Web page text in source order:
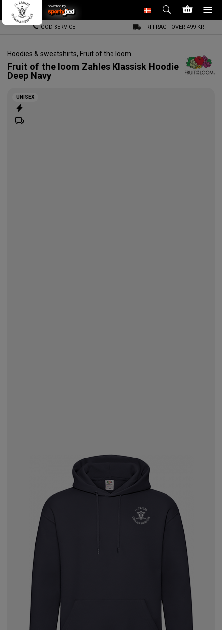
powered by
GOD SERVICE FRI FRAGT OVER 499 KR
Hoodies & sweatshirts, Fruit of the loom
Fruit of the loom Zahles Klassisk Hoodie
Deep Navy
UNISEX